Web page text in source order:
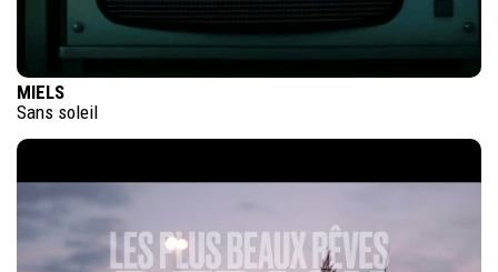
MIELS
Sans soleil